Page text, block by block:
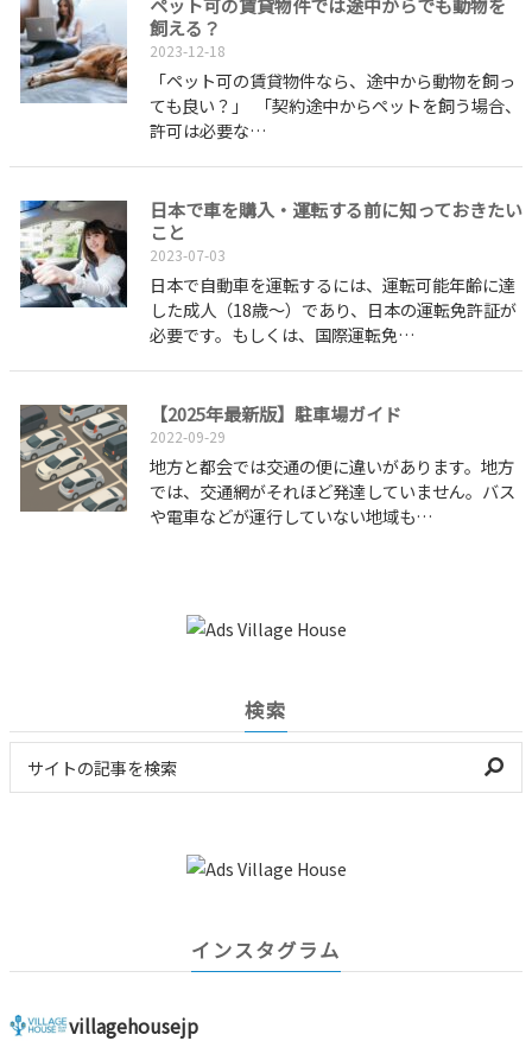
ペット可の賃貸物件では途中からでも動物を
飼える？
2023-12-18
「ペット可の賃貸物件なら、途中から動物を飼っ
ても良い？」 「契約途中からペットを飼う場合、
許可は必要な…
日本で車を購入・運転する前に知っておきたい
こと
2023-07-03
日本で自動車を運転するには、運転可能年齢に達
した成人（18歳～）であり、日本の運転免許証が
必要です。もしくは、国際運転免…
【2025年最新版】駐車場ガイド
2022-09-29
地方と都会では交通の便に違いがあります。地方
では、交通網がそれほど発達していません。バス
や電車などが運行していない地域も…
検索
インスタグラム
villagehousejp